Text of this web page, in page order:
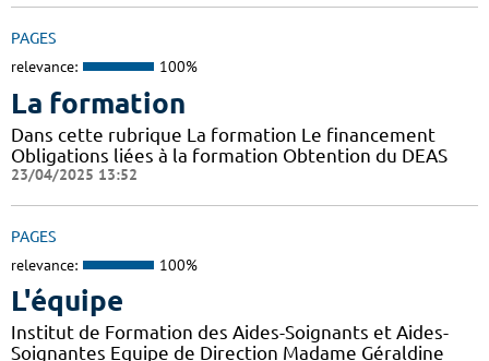
PAGES
relevance: 100%
La formation
Dans cette rubrique La formation Le financement
Obligations liées à la formation Obtention du DEAS
23/04/2025 13:52
PAGES
relevance: 100%
L'équipe
Institut de Formation des Aides-Soignants et Aides-
Soignantes Equipe de Direction Madame Géraldine